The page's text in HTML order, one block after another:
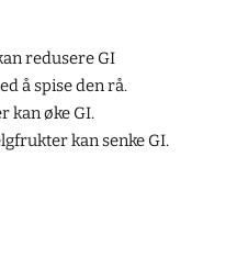
redusere GI
å spise den rå.
kan øke GI.
kan senke GI.